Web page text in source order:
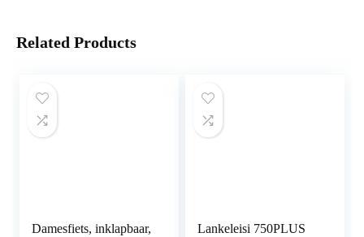
Related Products
Damesfiets, inklapbaar,
Lankeleisi 750PLUS